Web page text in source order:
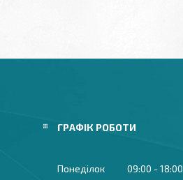
ГРАФІК РОБОТИ
Понеділок 09:00 18:00